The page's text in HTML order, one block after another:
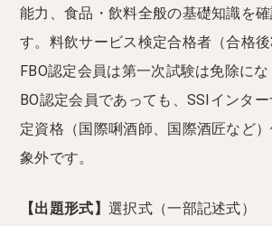
能力、食品・飲料全般の基礎知識を
す。料飲サービス検定合格者（合格後
FBO認定会員は第一次試験は免除に
BO認定会員であっても、SSIインタ
定資格（国際唎酒師、国際酒匠など
象外です。
【出題形式】 選択式（一部記述式）